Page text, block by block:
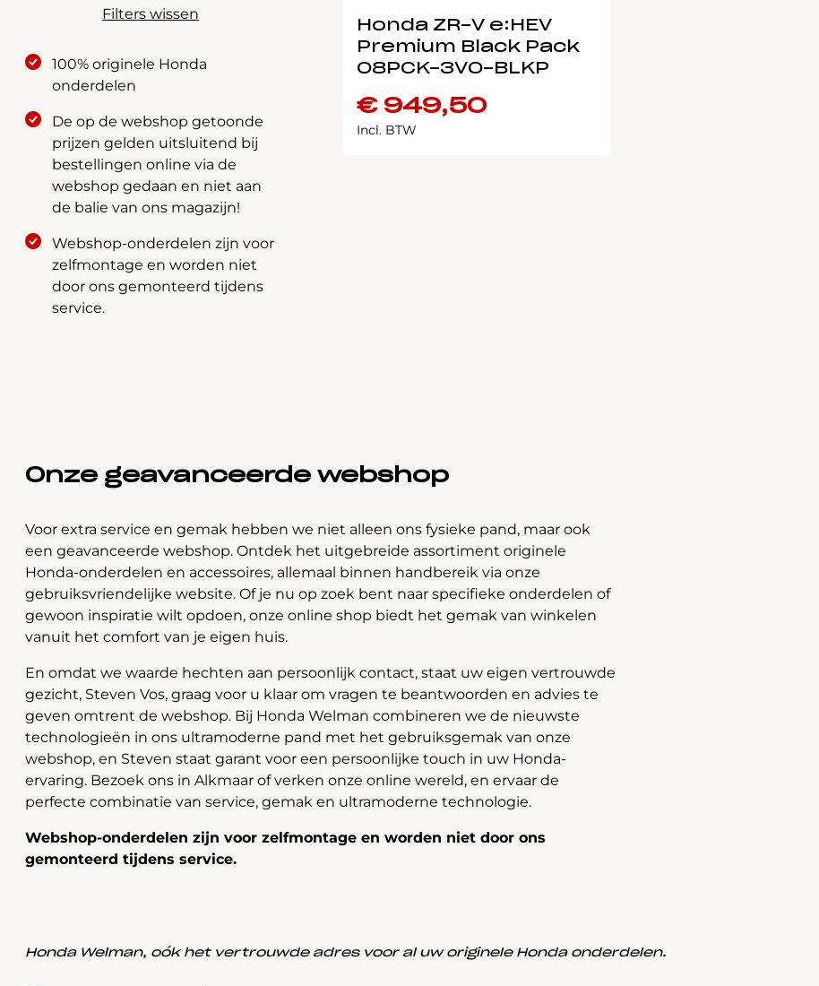
Filters wissen
100% originele Honda
onderdelen
De op de webshop getoonde
prijzen gelden uitsluitend bij
bestellingen online via de
webshop gedaan en niet aan
de balie van ons magazijn!
Webshop-onderdelen zijn voor
zelfmontage en worden niet
door ons gemonteerd tijdens
service.
Honda ZR-V e:HEV
Premium Black Pack
08PCK-3V0-BLKP
€949,50
Incl. BTW
Onze geavanceerde webshop
Voor extra service en gemak hebben we niet alleen ons fysieke pand, maar ook
een geavanceerde webshop. Ontdek het uitgebreide assortiment originele
Honda-onderdelen en accessoires, allemaal binnen handbereik via onze
gebruiksvriendelijke website. Of je nu op zoek bent naar specifieke onderdelen of
gewoon inspiratie wilt opdoen, onze online shop biedt het gemak van winkelen
vanuit het comfort van je eigen huis.
En omdat we waarde hechten aan persoonlijk contact, staat uw eigen vertrouwde
gezicht, Steven Vos, graag voor u klaar om vragen te beantwoorden en advies te
geven omtrent de webshop. Bij Honda Welman combineren we de nieuwste
technologieën in ons ultramoderne pand met het gebruiksgemak van onze
webshop, en Steven staat garant voor een persoonlijke touch in uw Honda-
ervaring. Bezoek ons in Alkmaar of verken onze online wereld, en ervaar de
perfecte combinatie van service, gemak en ultramoderne technologie.
Webshop-onderdelen zijn voor zelfmontage en worden niet door ons
gemonteerd tijdens service.
Honda Welman, oók het vertrouwde adres voor al uw originele Honda onderdelen.